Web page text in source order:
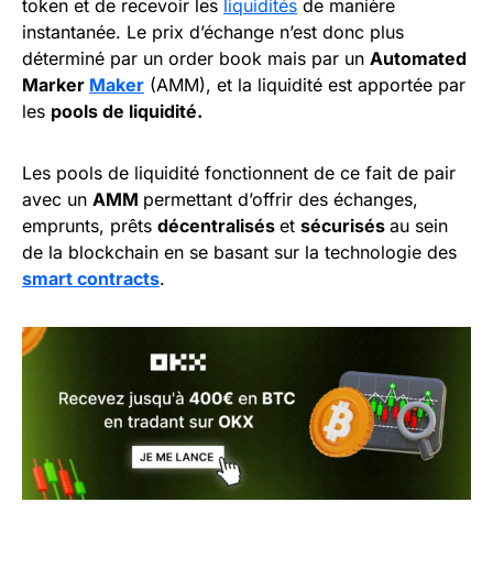
token et de recevoir les liquidités de manière
instantanée. Le prix d’échange n’est donc plus
déterminé par un order book mais par un Automated
Marker Maker (AMM), et la liquidité est apportée par
les pools de liquidité.
Les pools de liquidité fonctionnent de ce fait de pair
avec un AMM permettant d’offrir des échanges,
emprunts, prêts décentralisés et sécurisés au sein
de la blockchain en se basant sur la technologie des
smart contracts.